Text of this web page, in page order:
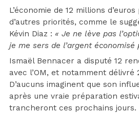
L’économie de 12 millions
d’autres priorités, comme le
Kévin Diaz : « Je ne lève pas
je me sers de l’argent économisé
Ismaël Bennacer a disputé 12
avec l’OM, et notamment délivré
D’aucuns imaginent que son
après une vraie préparation
trancheront ces prochains jours.